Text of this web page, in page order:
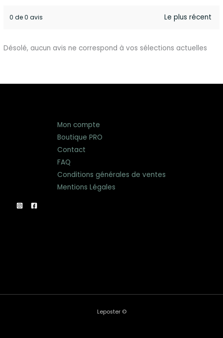
0 de 0 avis
Désolé, aucun avis ne correspond à vos sélections actuelles
Mon compte
Boutique PRO
Contact
FAQ
Conditions générales de ventes
Mentions Légales
Leposter ©